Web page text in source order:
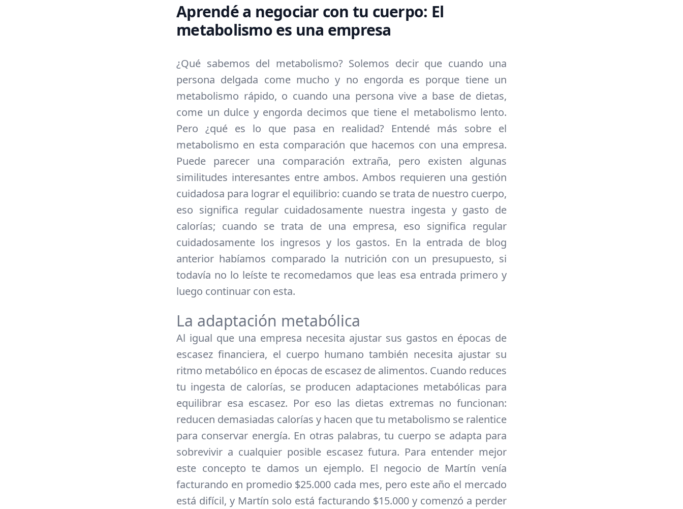
Aprendé a negociar con tu cuerpo: El
metabolismo es una empresa
¿Qué sabemos del metabolismo? Solemos decir que cuando una
persona delgada come mucho y no engorda es porque tiene un
metabolismo rápido, o cuando una persona vive a base de dietas,
come un dulce y engorda decimos que tiene el metabolismo lento.
Pero ¿qué es lo que pasa en realidad? Entendé más sobre el
metabolismo en esta comparación que hacemos con una empresa.
Puede parecer una comparación extraña, pero existen algunas
similitudes interesantes entre ambos. Ambos requieren una gestión
cuidadosa para lograr el equilibrio: cuando se trata de nuestro cuerpo,
eso significa regular cuidadosamente nuestra ingesta y gasto de
calorías; cuando se trata de una empresa, eso significa regular
cuidadosamente los ingresos y los gastos. En la entrada de blog
anterior habíamos comparado la nutrición con un presupuesto, si
todavía no lo leíste te recomedamos que leas esa entrada primero y
luego continuar con esta.
La adaptación metabólica
Al igual que una empresa necesita ajustar sus gastos en épocas de
escasez financiera, el cuerpo humano también necesita ajustar su
ritmo metabólico en épocas de escasez de alimentos. Cuando reduces
tu ingesta de calorías, se producen adaptaciones metabólicas para
equilibrar esa escasez. Por eso las dietas extremas no funcionan:
reducen demasiadas calorías y hacen que tu metabolismo se ralentice
para conservar energía. En otras palabras, tu cuerpo se adapta para
sobrevivir a cualquier posible escasez futura. Para entender mejor
este concepto te damos un ejemplo. El negocio de Martín venía
facturando en promedio $25.000 cada mes, pero este año el mercado
está difícil, y Martín solo está facturando $15.000 y comenzó a perder